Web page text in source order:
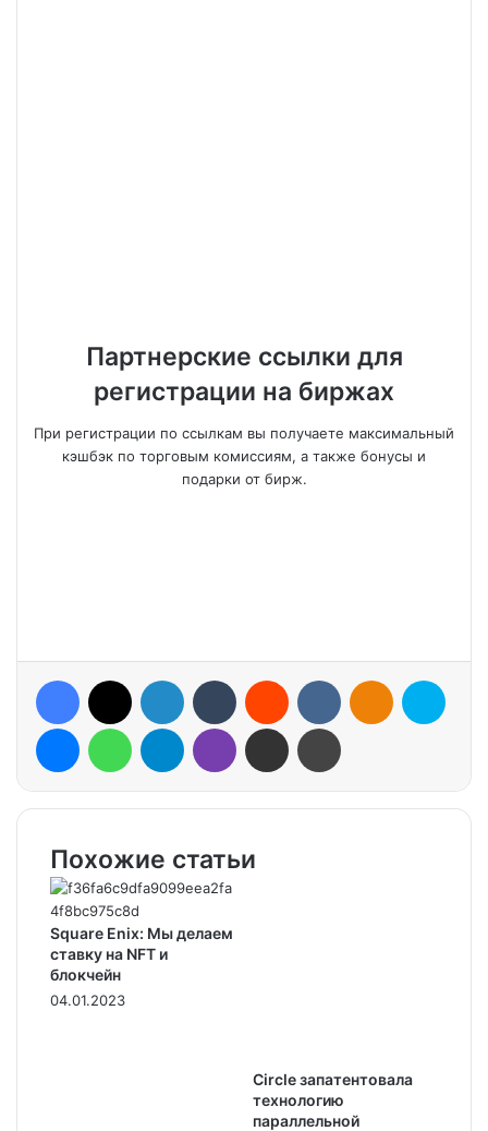
Партнерские ссылки для
регистрации на биржах
При регистрации по ссылкам вы получаете максимальный
кэшбэк по торговым комиссиям, а также бонусы и
подарки от бирж.
Похожие статьи
Square Enix: Мы делаем
ставку на NFT и
блокчейн
04.01.2023
Circle запатентовала
технологию
параллельной